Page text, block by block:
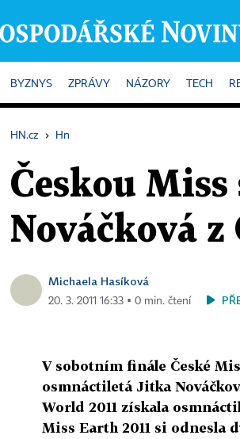
HOME
BYZNYS ZPRÁVY NÁZORY TECH
HN.cz › Hn
Českou
Nováčková z
Michaela Hasíková
20. 3. 2011 16:33 ▪ 0 min. čtení
V sobotním finále České
osmnáctiletá Jitka
World 2011 získala
Miss Earth 2011 si odnesla